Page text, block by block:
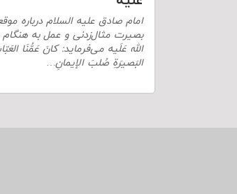
امام صادق علیه السلام درباره
بصیرت مثال‌زدنی و عمل به
الله عَلَیه می‌فرماید: كانَ عَمُّنَا
البَصیرَةِ صُلبَ الإیمانِ…